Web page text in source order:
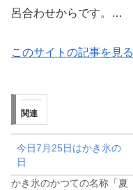
呂合わせからです。…
このサイトの記事を見る
関連
今日7月25日はかき氷の
日
かき氷のかつての名称「夏